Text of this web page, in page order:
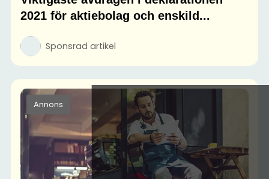
2021 för aktiebolag och enskild...
Sponsrad artikel
Annons